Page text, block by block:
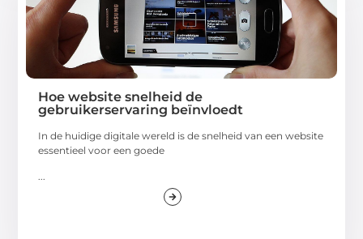
Hoe website snelheid de
gebruikerservaring beïnvloedt
In de huidige digitale wereld is de snelheid van een website
essentieel voor een goede